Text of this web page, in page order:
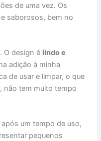
de uma vez. Os
saborosos, bem no
O design é lindo e
adição à minha
de usar e limpar, o que
não tem muito tempo
um tempo de uso,
pequenos